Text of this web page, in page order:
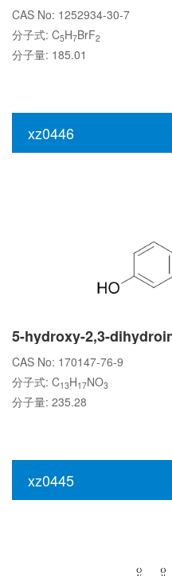
CAS No: 1252934-30-7
分子式: C5H7BrF2
分子量: 185.01
xz0446
CAS No: 170147-76-9
分子式: C13H17NO3
分子量: 235.28
xz0445